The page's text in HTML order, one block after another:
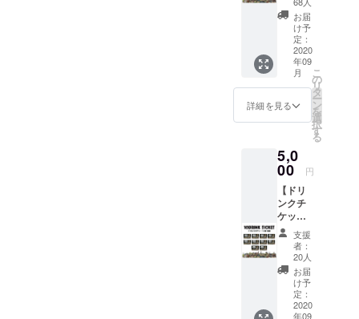
名前(又
はニッ
クネー
ム)を備
考欄へ
ご記入
くださ
掲載不
要の方
【不
要】と
ご記入
くださ
い。 ※
ご支援
をして
いただ
く際に
『上乗
せ支
援』を
するこ
T13/
ANIMA
LIA /
HEDWi
NG /
GRAVY
SOURC
E /
ANE ス
テッ
カー8枚
SET。 ●
壁面ポ
スター
へのお
名前掲
載。 ※
掲載可
能な方
はお名
前(又は
支援】
● エコ
バック1
枚。 ・
素材:ポ
リエス
テル ・
バッグ
サイズ
(約)
mm/高
さ:530
mm(底
マチ
130mm
) ● ドリ
ンクチ
ケット1
期限は
営業再
開から
6ヶ月以
お届
け予
定：
2020
年09
月
詳細を見る
こ
の
リ
タ
ー
ン
を
選
択
す
る
5,0
00 円
【ドリ
ンクチ
ケット
(10枚)
支援】
●ドリン
クチ
ケット
10枚 有
効期限
支援
者：
20人
お届
け予
定：
2020
年09